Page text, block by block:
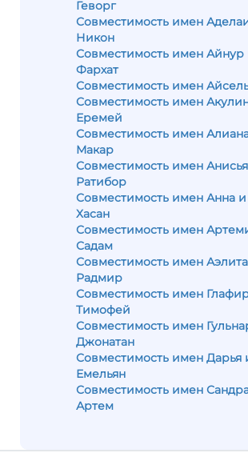
Геворг
Совместимость имен
Никон
Совместимость имен Айнур
Фархат
Совместимость имен
Совместимость имен
Еремей
Совместимость имен
Макар
Совместимость имен
Ратибор
Совместимость имен Анна и
Хасан
Совместимость имен
Садам
Совместимость имен
Радмир
Совместимость имен
Тимофей
Совместимость имен
Джонатан
Совместимость имен Дарья
Емельян
Совместимость имен
Артем